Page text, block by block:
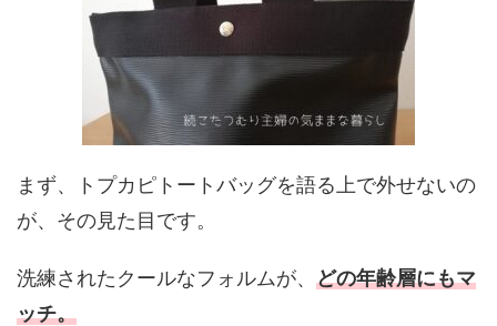
まず、トプカピトートバッグを語る上で外せないの
が、その見た目です。
洗練されたクールなフォルムが、 どの年齢層にもマ
ッチ。